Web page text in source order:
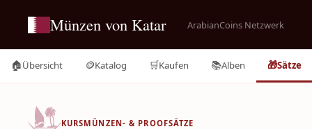
Münzen von Katar ArabianCoins Netzwerk
🏠Übersicht 🪙Katalog 🛒Kaufen 📚Alben 🎁Sätze
KURSMÜNZEN- & PROOFSÄTZE